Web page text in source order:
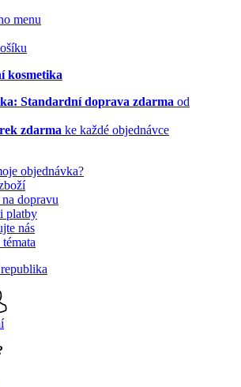
menu
kosmetika
Standardní doprava zdarma od
zdarma ke každé objednávce
objednávka?
dopravu
platby
nás